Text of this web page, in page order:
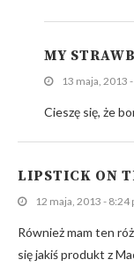
MY
13 maja, 2013
Cieszę się, że
LIPSTICK ON
12 maja, 2013 - 8:24
Również mam ten
się jakiś produkt z